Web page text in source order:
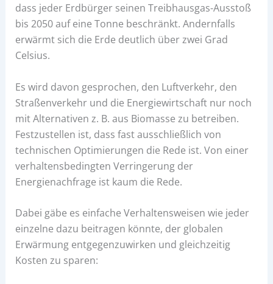
dass jeder Erdbürger seinen Treibhausgas-Ausstoß
bis 2050 auf eine Tonne beschränkt. Andernfalls
erwärmt sich die Erde deutlich über zwei Grad
Celsius.
Es wird davon gesprochen, den Luftverkehr, den
Straßenverkehr und die Energiewirtschaft nur noch
mit Alternativen z. B. aus Biomasse zu betreiben.
Festzustellen ist, dass fast ausschließlich von
technischen Optimierungen die Rede ist. Von einer
verhaltensbedingten Verringerung der
Energienachfrage ist kaum die Rede.
Dabei gäbe es einfache Verhaltensweisen wie jeder
einzelne dazu beitragen könnte, der globalen
Erwärmung entgegenzuwirken und gleichzeitig
Kosten zu sparen: